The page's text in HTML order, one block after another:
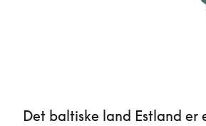
Det baltiske land Estland er